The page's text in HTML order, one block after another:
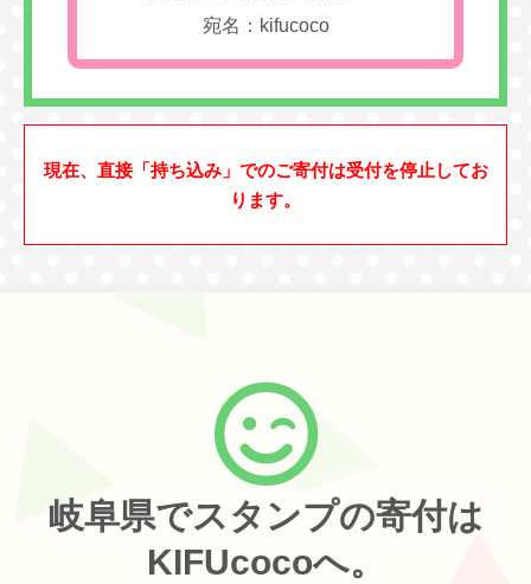
宛名：kifucoco
現在、直接「持ち込み」でのご寄付は受付を停止してお
ります。
岐阜県でスタンプの寄付は
KIFUcocoへ。